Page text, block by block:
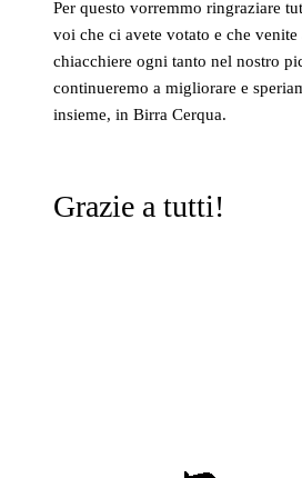
Per questo vorremmo ringraziare
voi che ci avete votato e che
chiacchiere ogni tanto nel nostro
continueremo a migliorare e
insieme, in Birra Cerqua.
Grazie a tutti!